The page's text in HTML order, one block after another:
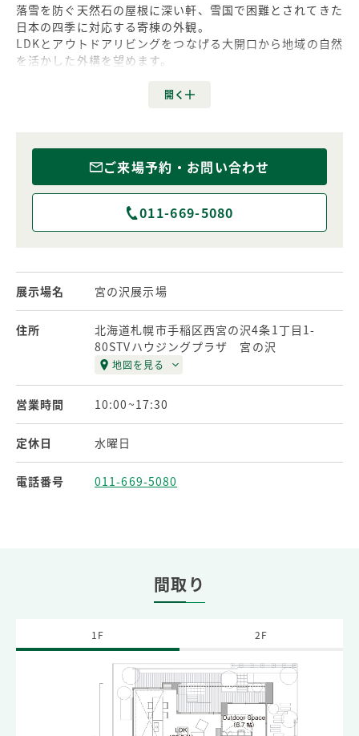
落雪を防ぐ天然石の屋根に深い軒、雪国で困難とされてきた
日本の四季に対応する寄棟の外観。
LDKとアウトドアリビングをつなげる大開口から地域の自然
を活かした外構を望めます。
「アッシュ」の内装が魅力です。
ご来場予約・お問い合わせ
011-669-5080
展示場名 宮の沢展示場
住所
北海道札幌市手稲区西宮の沢4条1丁目1-
80STVハウジングプラザ 宮の沢
地図を見る
営業時間 10:00~17:30
定休日 水曜日
電話番号 011-669-5080
間取り
1F 2F